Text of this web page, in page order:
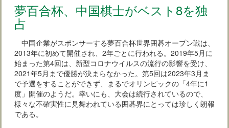
夢百合杯、中国棋士がベスト8を独
占
中国企業がスポンサーする夢百合杯世界囲碁オープン戦は、
2013年に初めて開催され、2年ごとに行われる。2019年5月に
始まった第4回は、新型コロナウイルスの流行の影響を受け、
2021年5月まで優勝が決まらなかった。第5回は2023年3月ま
で予選をすることができず、まるでオリンピックの「4年に1
度」開催のようだ。幸いにも、大会は続行されているので、
様々な不確実性に見舞われている囲碁界にとっては珍しく朗報
である。